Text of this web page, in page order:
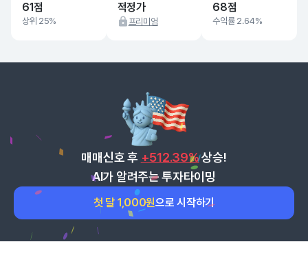
61점
상위 25%
적정가
프리미엄
68점
수익률 2.64%
매매신호 후 +512.39%상승!
AI가 알려주는 투자타이밍
첫 달 1,000원으로 시작하기